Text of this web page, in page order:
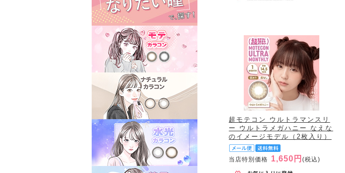
超モテコン ウルトラマンスリ
ー ウルトラメガハニー なえな
のイメージモデル（2枚入り）
当店特別価格 1,650円(税込)